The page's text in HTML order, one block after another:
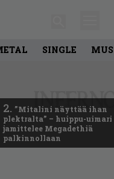
SINGLE
2. ”Mitalini näyttää ihan
plektralta” – huippu-uimari
jamittelee Megadethiä
palkinnollaan